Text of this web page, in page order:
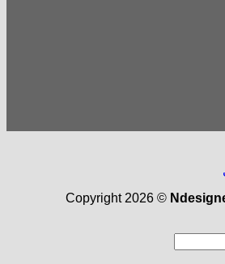
Copyright 2026 ©